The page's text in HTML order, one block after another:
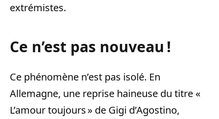
extrémistes.
Ce n’est pas nouveau !
Ce phénomène n’est pas isolé. En
Allemagne, une reprise haineuse du titre «
L’amour toujours » de Gigi d’Agostino,